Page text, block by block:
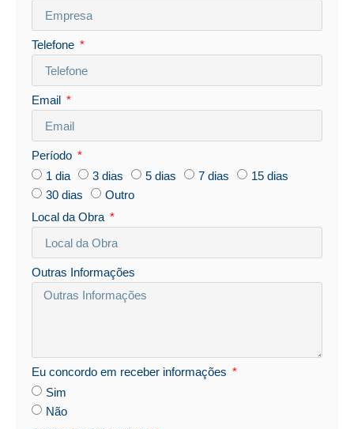
Telefone
Email
Período
1 dia
3 dias 5 dias 7 dias
15 dias
30 dias
Outro
Local da Obra
Outras Informações
Eu concordo em receber informações
Sim
Não